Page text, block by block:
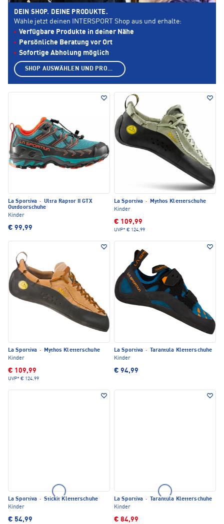
La Sportiva · Ultra Raptor II GTX
Outdoorschuhe
Kinder
€ 99,99
La Sportiva ·
Mythos Kletterschuhe
Kinder
€ 109,99
UVP* € 124,99
La Sportiva ·
Mythos Kletterschuhe
Kinder
€ 109,99
UVP* € 124,99
La Sportiva ·
Tarantula Kletterschuhe
Kinder
€ 94,99
La Sportiva · Stickit Kletterschuhe
Kinder
€ 54,99
La Sportiva ·
Tarantula Kletterschuhe
Kinder
€ 84,99
DEIN SHOP. DEINE PRODUKTE.
Wähle jetzt deinen INTERSPORT Shop aus und erhalte:
Verfügbare Produkte in deiner Nähe
Persönliche Beratung vor Ort
Sofortige Abholung möglich
SHOP AUSWÄHLEN UND PRODUKTE ANZEIGEN